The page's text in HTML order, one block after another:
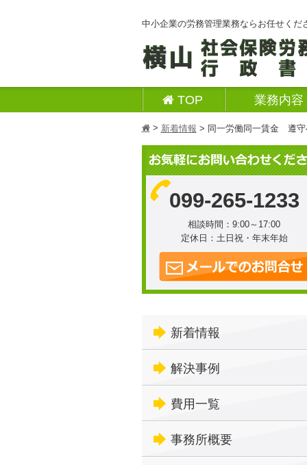
中小企業の労務管理業務ならお任せくだ
TOP 業務内容
h> 新着情報 > 同一労働同一賃金 遵
099-265-1233
相談時間：9:00～17:00
定休日：土日祝・年末年始
新着情報
解決事例
費用一覧
事務所概要